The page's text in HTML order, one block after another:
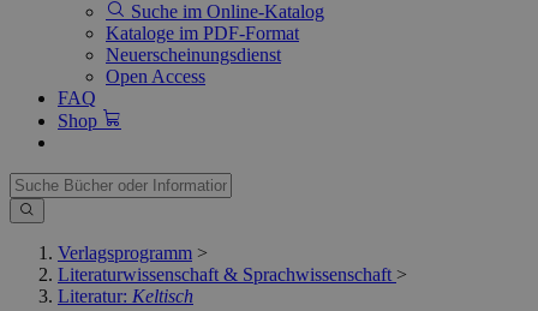
Suche im Online-Katalog
Kataloge im PDF-Format
Neuerscheinungsdienst
Open Access
FAQ
Shop
Verlagsprogramm >
Literaturwissenschaft & Sprachwissenschaft >
Literatur: Keltisch